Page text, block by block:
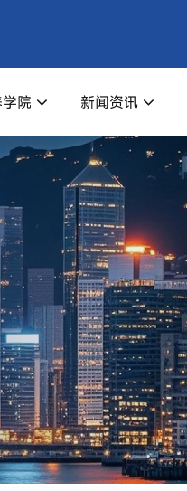
院 新闻资讯